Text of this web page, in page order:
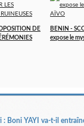
DE
BENIN -
expose le